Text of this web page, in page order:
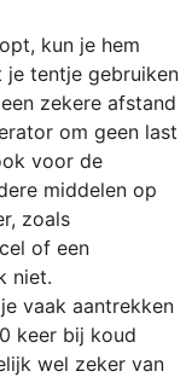
kun je hem
je tentje gebruiken
zekere afstand
om geen last
voor de
middelen op
zoals
of een
niet.
vaak aantrekken
keer bij koud
wel zeker van